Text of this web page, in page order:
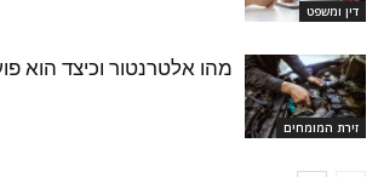
דין ומשפט
זירת המומחים
מהו אלטרנטור וכיצד הוא